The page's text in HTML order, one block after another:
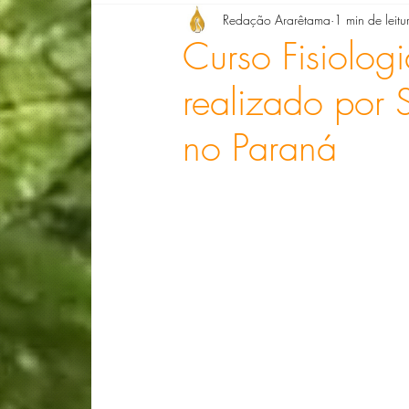
Denise Giarelli Doris Barg Dra.
Dra. Luciana Ribeiro Lizete de Paula
Curso
realizado por
no Paraná
Redação Ararêtama 1 min de